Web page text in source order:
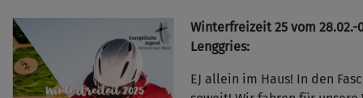
Winterfreizeit 25 vom
Lenggries:
EJ allein im Haus! In den